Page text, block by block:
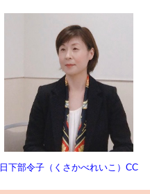
日下部令子（くさかべれいこ）CC